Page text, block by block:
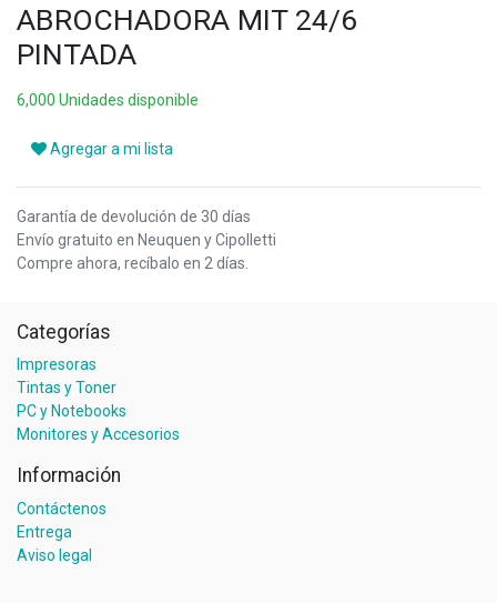
ABROCHADORA MIT 24/6
PINTADA
6,000 Unidades disponible
Agregar a mi lista
Garantía de devolución de 30 días
Envío gratuito en Neuquen y Cipolletti
Compre ahora, recíbalo en 2 días.
Categorías
Impresoras
Tintas y Toner
PC y Notebooks
Monitores y Accesorios
Información
Contáctenos
Entrega
Aviso legal